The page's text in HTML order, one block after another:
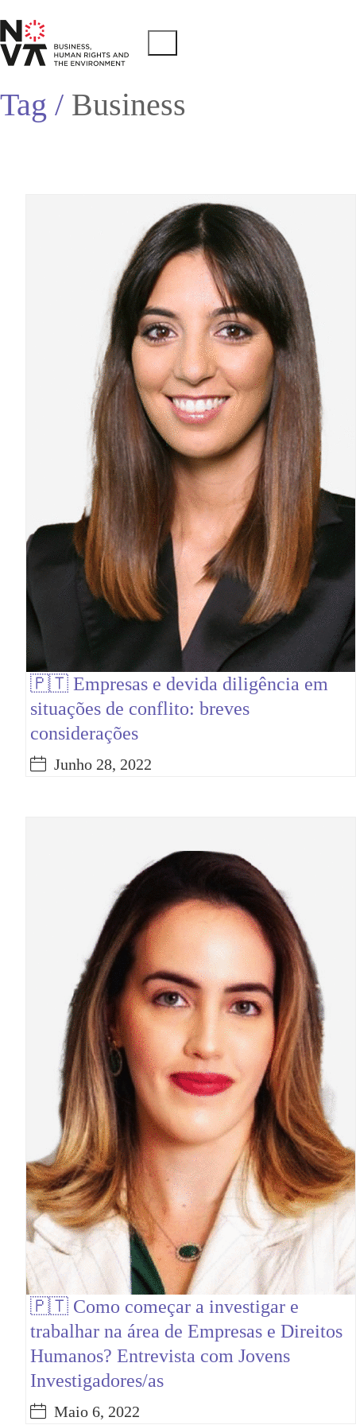
Tag / Business
🇵🇹 Empresas e devida diligência em
situações de conflito: breves
considerações
Junho 28, 2022
🇵🇹 Como começar a investigar e
trabalhar na área de Empresas e Direitos
Humanos? Entrevista com Jovens
Investigadores/as
Maio 6, 2022